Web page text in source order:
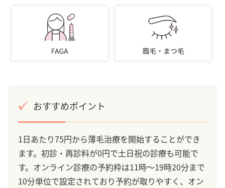
おすすめポイント
1日あたり75円から薄毛治療を開始することができ
ます。初診・再診料が0円で土日祝の診療も可能で
す。オンライン診療の予約枠は11時～19時20分まで
10分単位で設定されており予約が取りやすく、オン